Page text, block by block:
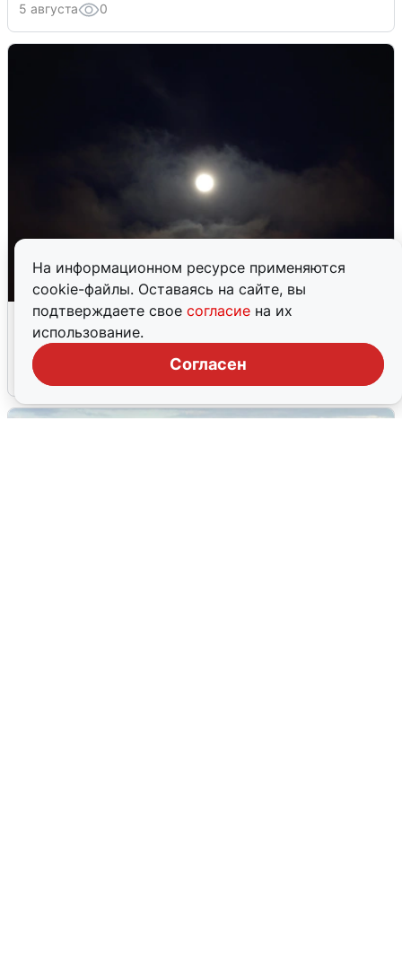
На информационном ресурсе применяются
cookie-файлы. Оставаясь на сайте, вы
подтверждаете свое согласие на их
использование.
Согласен
5 августа 0
Взрывы в Воронеже после сигнала
тревоги
5 августа